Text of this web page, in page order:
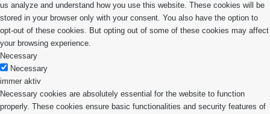
us analyze and understand how you use this website. These cookies will be
stored in your browser only with your consent. You also have the option to
opt-out of these cookies. But opting out of some of these cookies may affect
your browsing experience.
Necessary
Necessary
immer aktiv
Necessary cookies are absolutely essential for the website to function
properly. These cookies ensure basic functionalities and security features of